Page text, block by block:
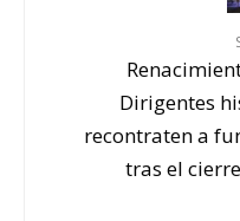
Dirigentes
recontraten a
tras el